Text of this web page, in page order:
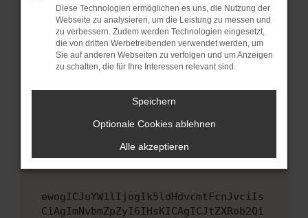
sind.
Veraltete Software birgt nicht nur ein
Sicherheitsrisiko, sondern kann auch dazu
führen, dass bestimmte Funktionen nicht mehr
unterstützt werden.
Wende dich an den Webseitenbetreiber.
Wenn du alle oben genannten Schritte versucht
hast, kontaktiere uns bitte. Wir werden
versuchen, das Problem zu beheben. Du kannst
uns diesen Text schicken, um uns bei der
ewogICJuYW1lIjogIk5ldHdvcmtFcnJvciIs
CiAgImNvbmZpZyI6IHsKICAgICJtZXRob2Qi
Diese Technologien ermöglichen es uns, die Nutzung der
Webseite zu analysieren, um die Leistung zu messen und
zu verbessern. Zudem werden Technologien eingesetzt,
die von dritten Werbetreibenden verwendet werden, um
Sie auf anderen Webseiten zu verfolgen und um Anzeigen
zu schalten, die für Ihre Interessen relevant sind.
Speichern
Optionale Cookies ablehnen
Alle akzeptieren